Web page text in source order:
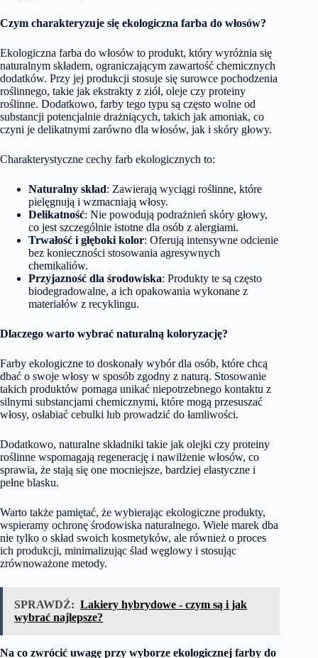
Czym charakteryzuje się ekologiczna farba do włosów?
Ekologiczna farba do włosów to produkt, który wyróżnia się
naturalnym składem, ograniczającym zawartość chemicznych
dodatków. Przy jej produkcji stosuje się surowce pochodzenia
roślinnego, takie jak ekstrakty z ziół, oleje czy proteiny
roślinne. Dodatkowo, farby tego typu są często wolne od
substancji potencjalnie drażniących, takich jak amoniak, co
czyni je delikatnymi zarówno dla włosów, jak i skóry głowy.
Charakterystyczne cechy farb ekologicznych to:
Naturalny skład: Zawierają wyciągi roślinne, które
pielęgnują i wzmacniają włosy.
Delikatność: Nie powodują podrażnień skóry głowy,
co jest szczególnie istotne dla osób z alergiami.
Trwałość i głęboki kolor: Oferują intensywne odcienie
bez konieczności stosowania agresywnych
chemikaliów.
Przyjazność dla środowiska: Produkty te są często
biodegradowalne, a ich opakowania wykonane z
materiałów z recyklingu.
Dlaczego warto wybrać naturalną koloryzację?
Farby ekologiczne to doskonały wybór dla osób, które chcą
dbać o swoje włosy w sposób zgodny z naturą. Stosowanie
takich produktów pomaga unikać niepotrzebnego kontaktu z
silnymi substancjami chemicznymi, które mogą przesuszać
włosy, osłabiać cebulki lub prowadzić do łamliwości.
Dodatkowo, naturalne składniki takie jak olejki czy proteiny
roślinne wspomagają regenerację i nawilżenie włosów, co
sprawia, że stają się one mocniejsze, bardziej elastyczne i
pełne blasku.
Warto także pamiętać, że wybierając ekologiczne produkty,
wspieramy ochronę środowiska naturalnego. Wiele marek dba
nie tylko o skład swoich kosmetyków, ale również o proces
ich produkcji, minimalizując ślad węglowy i stosując
zrównoważone metody.
SPRAWDŹ: Lakiery hybrydowe - czym są i jak
wybrać najlepsze?
Na co zwrócić uwagę przy wyborze ekologicznej farby do